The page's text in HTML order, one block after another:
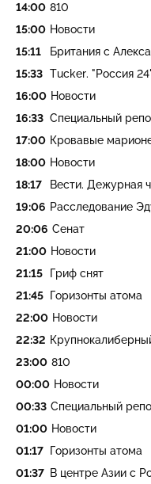
14:00 810
15:00 Новости
15:11
Британия с
15:33 Tucker. "Россия
16:00 Новости
16:33 Специальный
17:00 Кровавые
18:00 Новости
18:17
Вести. Дежурная
19:06 Расследование
20:06 Сенат
21:00 Новости
21:15
Гриф снят
21:45
Горизонты атома
22:00 Новости
22:32
23:00 810
00:00 Новости
00:33 Специальный
01:00 Новости
01:17
Горизонты атома
01:37 В центре Азии с